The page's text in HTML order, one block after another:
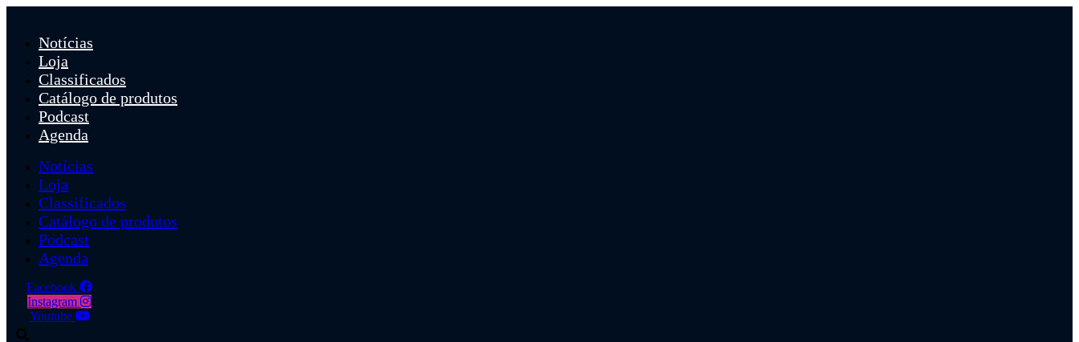
conteúdo
Notícias
Loja
Classificados
Catálogo de produtos
Podcast
Agenda
Notícias
Loja
Classificados
Catálogo de produtos
Podcast
Agenda
Facebook
Instagram
Youtube